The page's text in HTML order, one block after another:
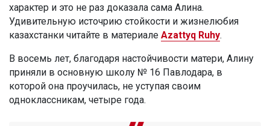
характер и это не раз доказала сама Алина.
Удивительную источрию стойкости и жизнелюбия
казахстанки читайте в материале Azattyq Ruhy.
В восемь лет, благодаря настойчивости матери, Алину
приняли в основную школу № 16 Павлодара, в
которой она проучилась, не уступая своим
одноклассникам, четыре года.